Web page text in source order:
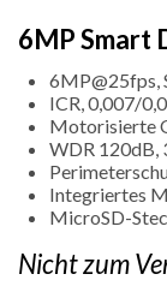
6MP Smart
6MP@25fps,
ICR, 0,007/
Motorisierte
WDR 120dB,
Integriertes
MicroSD-
Nicht zum